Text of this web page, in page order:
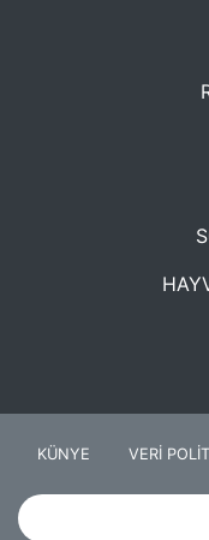
KÜNYE VERİ